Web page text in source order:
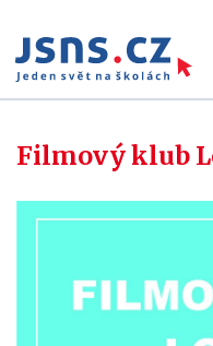
Filmový klub